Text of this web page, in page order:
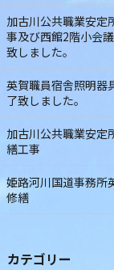
加古川公共職業安定
事及び西館2階小会
致しました。
英賀職員宿舎照明器
了致しました。
加古川公共職業安定
繕工事
姫路河川国道事務所
修繕
カテゴリー